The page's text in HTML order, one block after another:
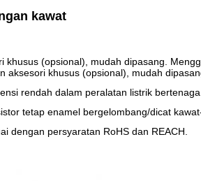
kawat
khusus (opsional), mudah dipasang.
aksesori khusus (opsional), mudah
rendah dalam peralatan listrik bertenaga
tetap enamel bergelombang/dicat
dengan persyaratan RoHS dan REACH.